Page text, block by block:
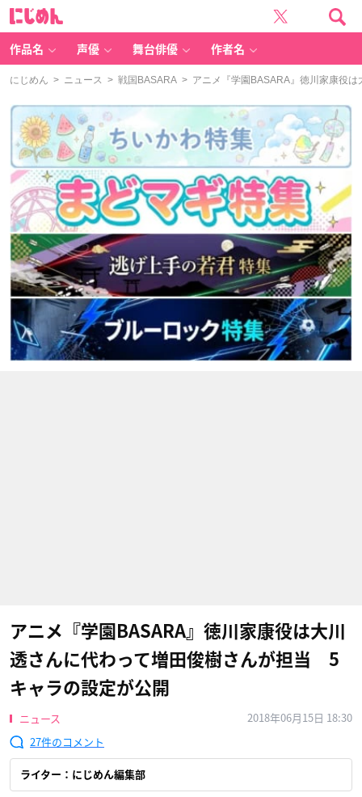
作品名 声優 舞台俳優 作者名
にじめん > ニュース > 戦国BASARA > アニメ『学園BASARA』徳川家康役
アニメ『学園BASARA』徳川家康役は大川
透さんに代わって増田俊樹さんが担当 5
キャラの設定が公開
ニュース
2018年06月15日 18:30
27
ライター：にじめん編集部